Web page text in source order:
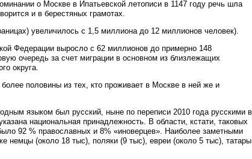
о Москве в Ипатьевской летописи в 1147 году речь шла
и в берестяных грамотах.
увеличилось с 1,5 миллиона до 12 миллионов человек).
Федерации выросло с 62 миллионов до примерно 148
очередь за счет миграции в основном из близлежащих
округа.
половины из тех, кто проживает в Москве в ней же и
языком был русский, ныне по переписи 2010 года русскими в
национальная принадлежность. В области, кстати, таковых
92 % православных и 8% «иноверцев». Наиболее заметными
немцы (около 18 тыс), поляки (9 тыс), евреи (около 5 тыс), татары